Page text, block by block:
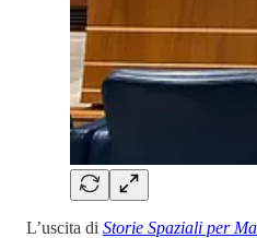
L’uscita di Storie Spaziali per